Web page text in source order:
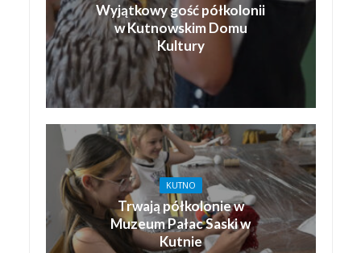
Wyjątkowy gość półkolonii
w Kutnowskim Domu
Kultury
KUTNO
Trwają półkolonie w
Muzeum Pałac Saski w
Kutnie